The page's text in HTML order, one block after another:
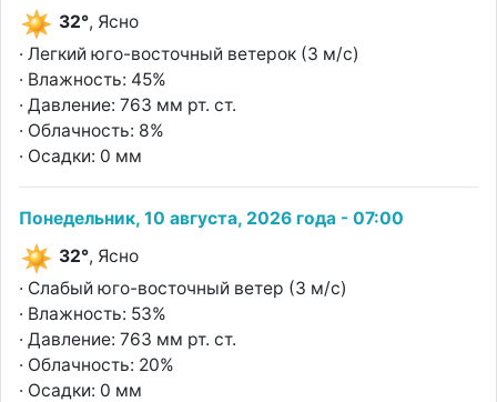
32°, Ясно
· Легкий юго-восточный ветерок (3 м/с)
· Влажность: 45%
· Давление: 763 мм рт. ст.
· Облачность: 8%
· Осадки: 0 мм
Понедельник, 10 августа, 2026 года - 07:00
32°, Ясно
· Слабый юго-восточный ветер (3 м/с)
· Влажность: 53%
· Давление: 763 мм рт. ст.
· Облачность: 20%
· Осадки: 0 мм